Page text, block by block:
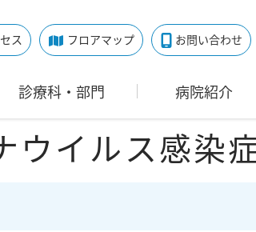
ス フロアマップ お問い合わせ
診療科・部門 病院紹介
ウイルス感染